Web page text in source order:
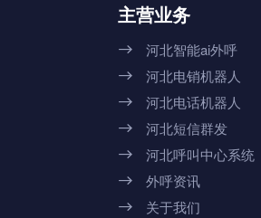
主营业务
 河北智能ai外呼
 河北电销机器人
 河北电话机器人
 河北短信群发
 河北呼叫中心系统
 外呼资讯
 关于我们